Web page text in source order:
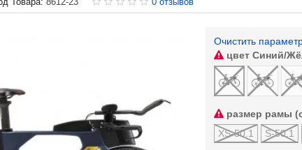
Очистить
цветСиний/
размер рамы
XS-50.1
S-50.1